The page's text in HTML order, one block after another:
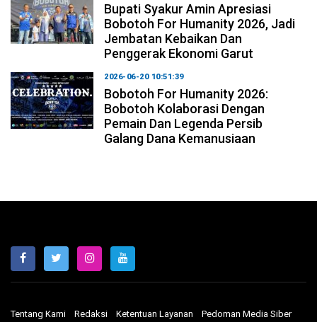
Bupati Syakur Amin Apresiasi
Bobotoh For Humanity 2026, Jadi
Jembatan Kebaikan Dan
Penggerak Ekonomi Garut
2026-06-20 10:51:39
Bobotoh For Humanity 2026:
Bobotoh Kolaborasi Dengan
Pemain Dan Legenda Persib
Galang Dana Kemanusiaan
Tentang Kami Redaksi Ketentuan Layanan Pedoman Media Siber